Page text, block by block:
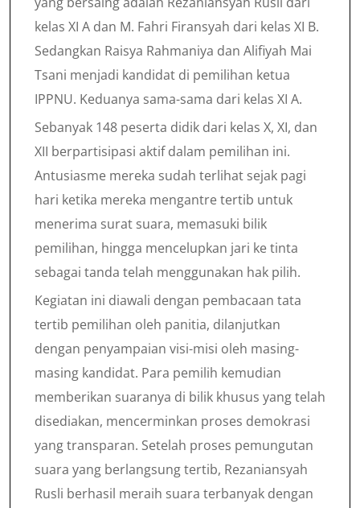
kelas XI A dan M. Fahri Firansyah dari kelas XI B.
Sedangkan Raisya Rahmaniya dan Alifiyah Mai
Tsani menjadi kandidat di pemilihan ketua
IPPNU. Keduanya sama-sama dari kelas XI A.
Sebanyak 148 peserta didik dari kelas X, XI, dan
XII berpartisipasi aktif dalam pemilihan ini.
Antusiasme mereka sudah terlihat sejak pagi
hari ketika mereka mengantre tertib untuk
menerima surat suara, memasuki bilik
pemilihan, hingga mencelupkan jari ke tinta
sebagai tanda telah menggunakan hak pilih.
Kegiatan ini diawali dengan pembacaan tata
tertib pemilihan oleh panitia, dilanjutkan
dengan penyampaian visi-misi oleh masing-
masing kandidat. Para pemilih kemudian
memberikan suaranya di bilik khusus yang telah
disediakan, mencerminkan proses demokrasi
yang transparan. Setelah proses pemungutan
suara yang berlangsung tertib, Rezaniansyah
Rusli berhasil meraih suara terbanyak dengan